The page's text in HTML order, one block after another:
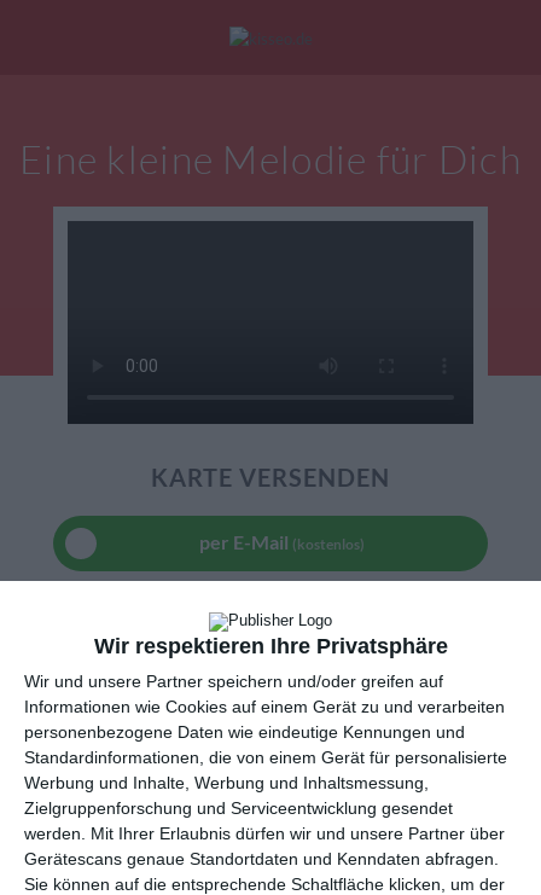
Wir respektieren Ihre Privatsphäre
Wir und unsere Partner speichern und/oder greifen auf
Informationen wie Cookies auf einem Gerät zu und verarbeiten
personenbezogene Daten wie eindeutige Kennungen und
Standardinformationen, die von einem Gerät für personalisierte
Werbung und Inhalte, Werbung und Inhaltsmessung,
Zielgruppenforschung und Serviceentwicklung gesendet
werden.
Mit Ihrer Erlaubnis dürfen wir und unsere Partner über
Gerätescans genaue Standortdaten und Kenndaten abfragen.
Sie können auf die entsprechende Schaltfläche klicken, um der
Eine kleine Melodie für Dich
KARTE VERSENDEN
per E-Mail (kostenlos)
TEILEN
Facebook, Twitter, WhatsApp, ...
WEITERE KARTEN IN DIESEN
KATEGORIEN ANSEHEN
Ich denke an Dich
Freundschaft